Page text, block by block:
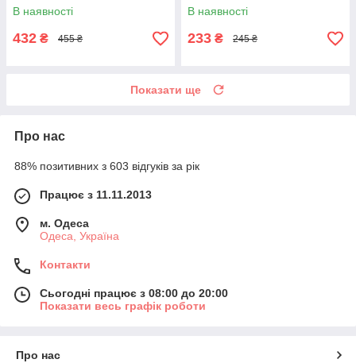
В наявності
432 ₴ 455 ₴
В наявності
233 ₴ 245 ₴
Показати ще
Про нас
88% позитивних з 603 відгуків за рік
Працює з 11.11.2013
м. Одеса
Одеса, Україна
Контакти
Сьогодні працює з 08:00 до 20:00
Показати весь графік роботи
Про нас